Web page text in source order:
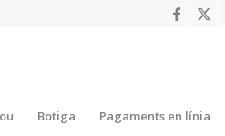
Botiga Pagaments en línia